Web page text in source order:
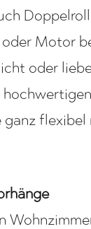
Motor
oder
ganz